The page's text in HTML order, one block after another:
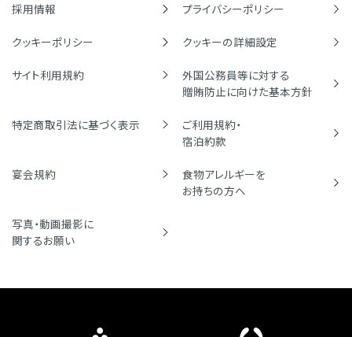
採用情報 プライバシーポリシー
クッキーポリシー クッキーの詳細設定
サイト利用規約
外国公務員等に対する
贈賄防止に向けた基本方針
特定商取引法に基づく表示
ご利用規約・
宿泊約款
宴会規約
食物アレルギーを
お持ちの方へ
写真・動画撮影に
関するお願い